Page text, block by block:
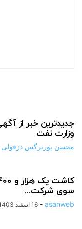
وزارت نفت
محسن پورنرگس دزفولی
سوی شرکت...
asanweb
- 16 اسفند 1403